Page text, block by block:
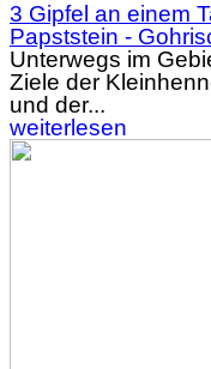
3 Gipfel an einem
Papststein -
Unterwegs im
Ziele der
und der...
weiterlesen